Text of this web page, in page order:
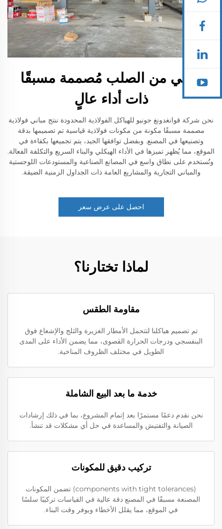
مباني من الصلب مُصممة مسبقًا
ذات أداء عالٍ
نحن شركة قوانغدونغ جونيو للهياكل الفولاذية المحدودة ننتج مباني فولاذية
مصممة مسبقًا مكونة من مكونات فولاذية قياسية تم تصميمها بدقة
وتصنيعها في المصنع. وبفضل توافقها الجيد، يتم تجميعها بكفاءة في
الموقع، مما يُظهر تميزها في الأداء الهيكلي والبناء السريع والتكلفة الفعالة.
وتُستخدم على نطاق واسع في المصانع الصناعية والمستودعات اللوجستية
والمباني التجارية والمشاريع العامة ذات الجداول الزمنية الضيقة.
احصل على عرض سعر
لماذا تختارنا؟
مقاومة الطقس
تم تصميم هياكلنا لتتحمل الأمطار الغزيرة والثلج والإشعاع فوق
البنفسجي ودرجات الحرارة القصوى، مما يضمن الأداء على المدى
الطويل في مختلف الظروف المناخية.
خدمة ما بعد البيع الشاملة
نحن نقدم دعمًا مستمرًا بعد إتمام المشروع، بما في ذلك إرشادات
الصيانة والتفتيش والمساعدة في حل أي مشكلات قد تنشأ.
تركيب دقيق للمكونات
(components with tight tolerances) تضمن المكونات
المصنعة مسبقًا في المصنع دقة عالية في القياسات تركيبًا سلسًا
في الموقع، مما يقلل الأخطاء ويوفر وقت البناء.